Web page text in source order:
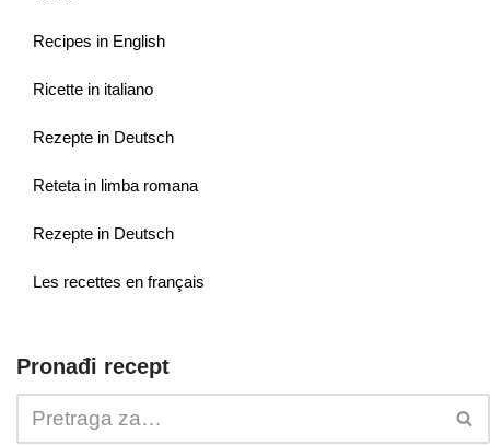
Recipes in English
Ricette in italiano
Rezepte in Deutsch
Reteta in limba romana
Rezepte in Deutsch
Les recettes en français
Pronađi recept